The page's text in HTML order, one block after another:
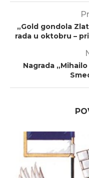
„Gold gondola
rada u oktobru –
Nagrada